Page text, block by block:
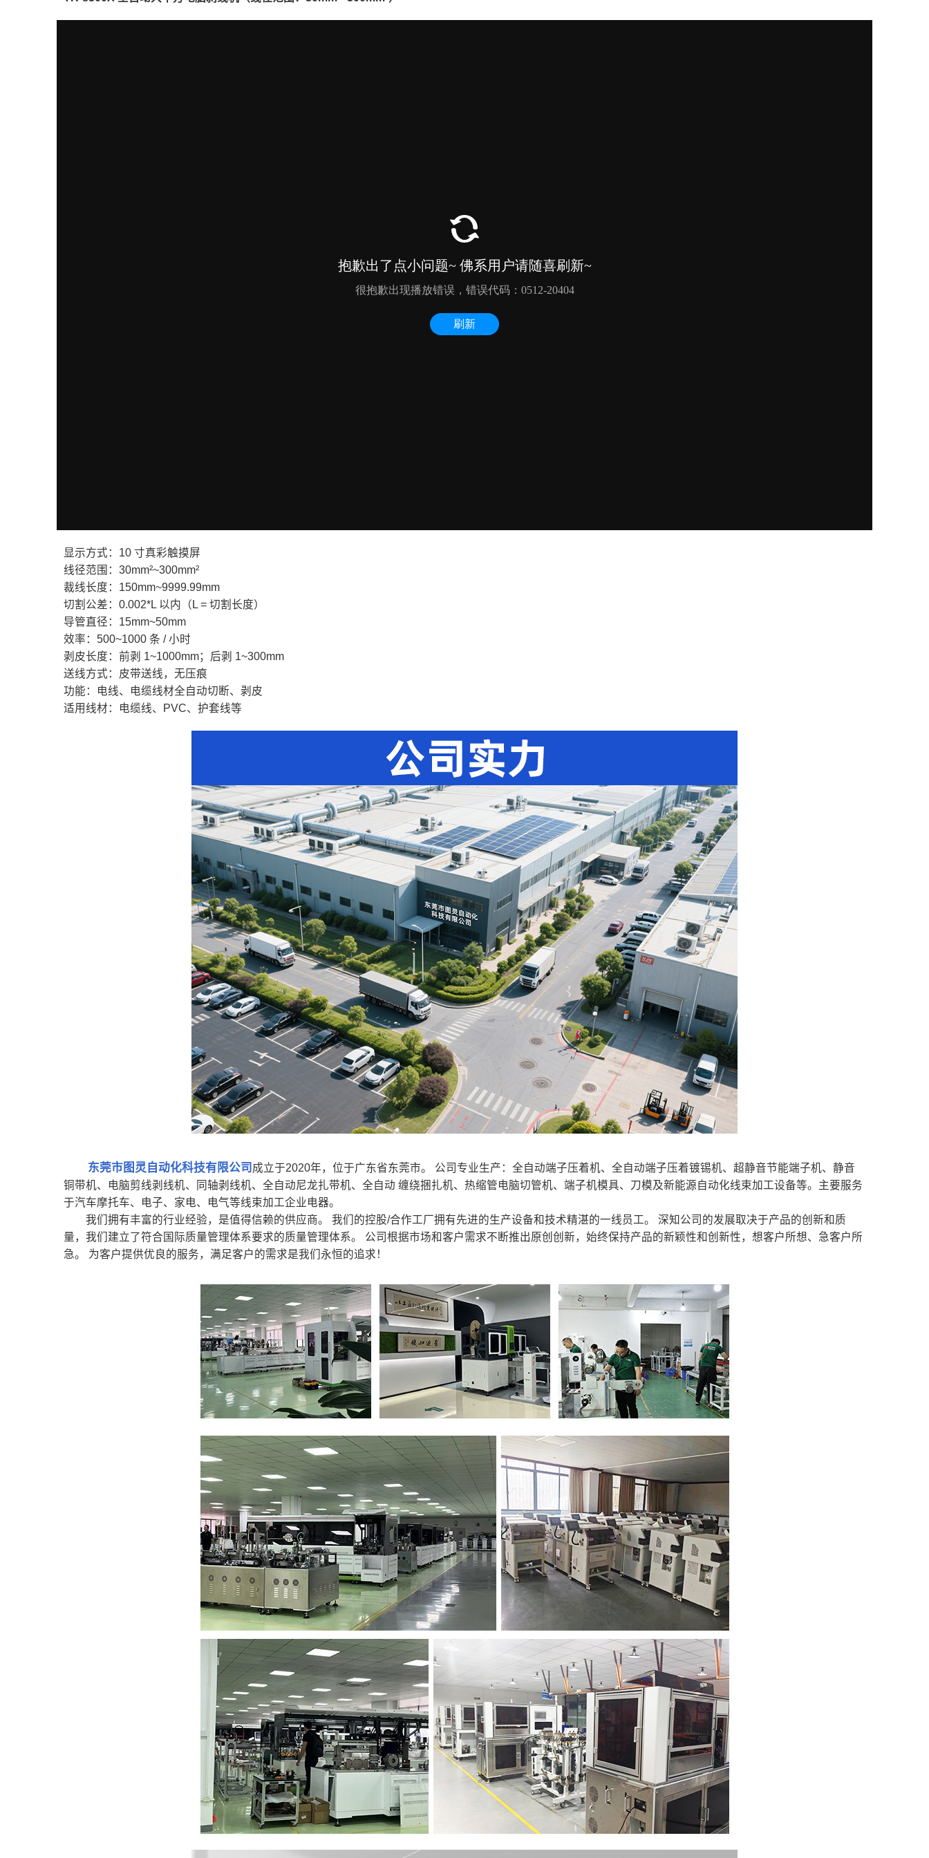
显示方式：10 寸真彩触摸屏
线径范围：30mm²~300mm²
裁线长度：150mm~9999.99mm
切割公差：0.002*L 以内（L = 切割长度）
导管直径：15mm~50mm
效率：500~1000 条 / 小时
剥皮长度：前剥 1~1000mm；后剥 1~300mm
送线方式：皮带送线，无压痕
功能：电线、电缆线材全自动切断、剥皮
适用线材：电缆线、PVC、护套线等
东莞市图灵自动化科技有限公司 成立于2020年，位于广东省东莞市。 公司专业生产：全自动端子压着机、全自动端子压着镀锡机、超静音节能端子机、静音
铜带机、电脑剪线剥线机、同轴剥线机、全自动尼龙扎带机、全自动 缠绕捆扎机、热缩管电脑切管机、端子机模具、刀模及新能源自动化线束加工设备等。主要服务
于汽车摩托车、电子、家电、电气等线束加工企业电器。
我们拥有丰富的行业经验，是值得信赖的供应商。 我们的控股/合作工厂拥有先进的生产设备和技术精湛的一线员工。 深知公司的发展取决于产品的创新和质
量，我们建立了符合国际质量管理体系要求的质量管理体系。 公司根据市场和客户需求不断推出原创创新，始终保持产品的新颖性和创新性，想客户所想、急客户所
急。 为客户提供优良的服务，满足客户的需求是我们永恒的追求！